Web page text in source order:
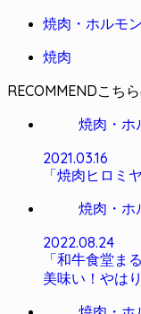
焼肉・ホルモン
焼肉
RECOMMEND
焼肉・ホ
2021.03.16
「焼肉ヒロミ
焼肉・ホ
2022.08.24
「和牛食堂ま
美味い！やは